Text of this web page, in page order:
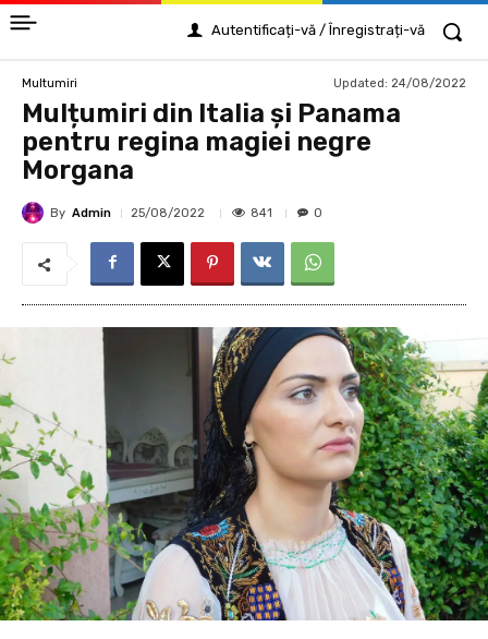
Autentificați-vă / Înregistrați-vă
Multumiri Updated: 24/08/2022
Mulțumiri din Italia și Panama
pentru regina magiei negre
Morgana
By Admin 25/08/2022 841 0